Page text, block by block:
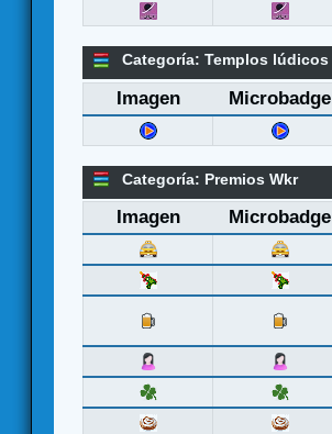
Categoría: Templos lúdicos
Imagen Microbadge
Categoría: Premios Wkr
Imagen Microbadge